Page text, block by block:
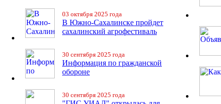
03 октября 2025 года
В Южно-Сахалинске пройдет
сахалинский агрофестиваль
30 сентября 2025 года
Информация по гражданской
обороне
30 сентября 2025 года